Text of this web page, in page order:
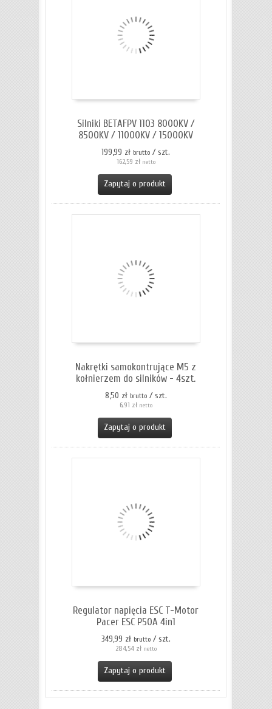
Silniki BETAFPV 1103 8000KV /
8500KV / 11000KV / 15000KV
199,99 zł brutto / szt.
162,59 zł netto
Zapytaj o produkt
Nakrętki samokontrujące M5 z
kołnierzem do silników - 4szt.
8,50 zł brutto / szt.
6,91 zł netto
Zapytaj o produkt
Regulator napięcia ESC T-Motor
Pacer ESC P50A 4in1
349,99 zł brutto / szt.
284,54 zł netto
Zapytaj o produkt